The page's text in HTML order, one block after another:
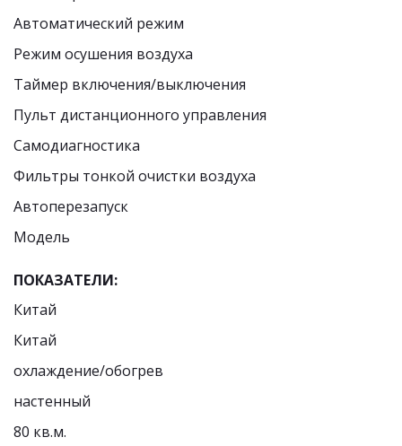
Автоматический режим
Режим осушения воздуха
Таймер включения/выключения
Пульт дистанционного управления
Самодиагностика
Фильтры тонкой очистки воздуха
Автоперезапуск
Модель
ПОКАЗАТЕЛИ:
Китай
Китай
охлаждение/обогрев
настенный
80 кв.м.